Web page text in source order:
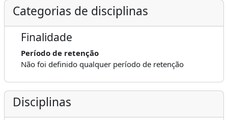
Categorias de disciplinas
Finalidade
Período de retenção
Não foi definido qualquer período de retenção
Disciplinas